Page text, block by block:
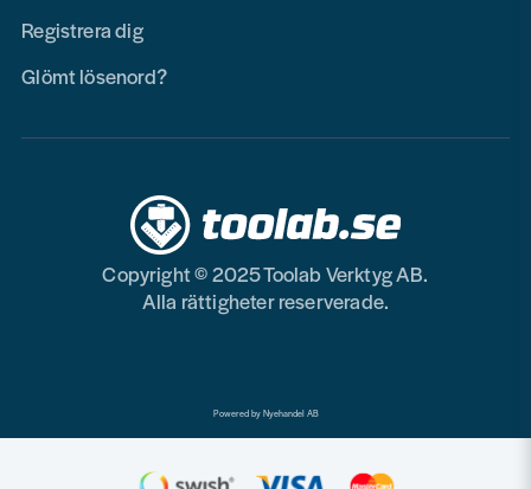
Registrera dig
Glömt lösenord?
Copyright © 2025 Toolab Verktyg AB.
Alla rättigheter reserverade.
Powered by Nyehandel AB